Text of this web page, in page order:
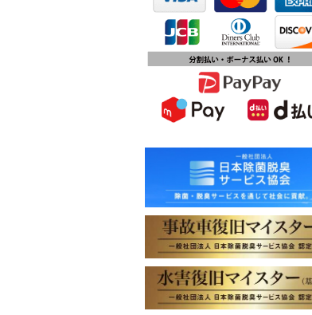
2023.10.09
チバテレビ「チバテレ稼ぐ力養成講
座・講座会員インタビュー」で弊社
代表 大屋のインタビューが紹介され
2023.09.27
2023年10月1日オープン！